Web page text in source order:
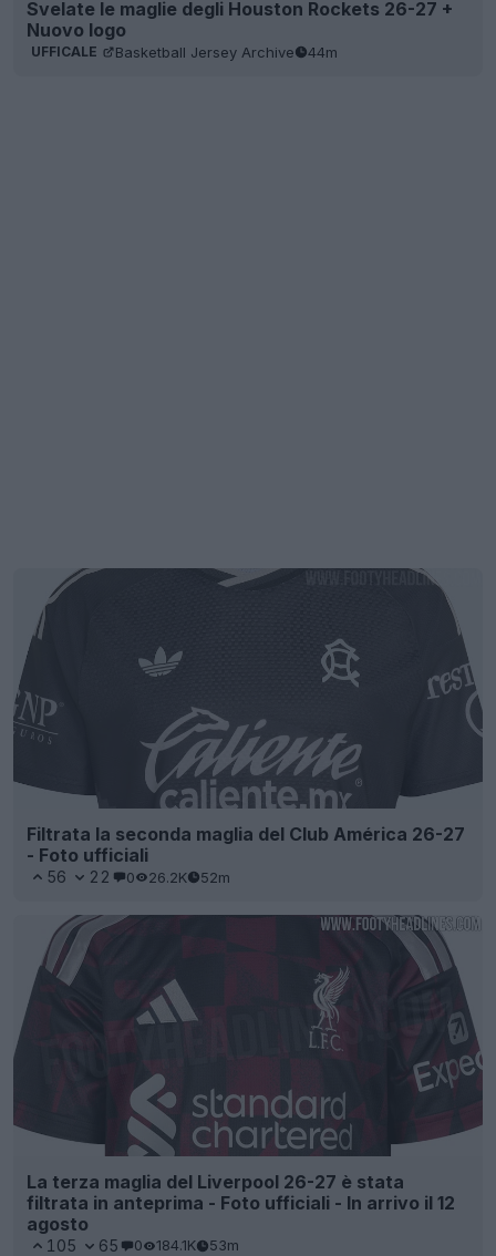
Svelate le maglie degli Houston Rockets 26-27 +
Nuovo logo
UFFICALE Basketball Jersey Archive 44m
Filtrata la seconda maglia del Club América 26-27
- Foto ufficiali
56 22 0 26.2K 52m
La terza maglia del Liverpool 26-27 è stata
filtrata in anteprima - Foto ufficiali - In arrivo il 12
agosto
105 65 0 184.1K 53m